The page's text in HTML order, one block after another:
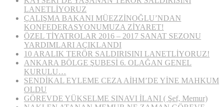
LANETLİYORUZ
ÇALIŞMA BAKANI MÜEZZİNOĞLU’NDAN
KONFEDERASYONUMUZA ZİYARET!
ÖZEL TİYATROLAR 2016 – 2017 SANAT SEZONU
YARDIMLARI AÇIKLANDI
10 ARALIK TERÖR SALDIRISINI LANETLİYORUZ!
ANKARA BÖLGE ŞUBESİ 6. OLAĞAN GENEL
KURULU…
SENDİKAL EYLEME CEZA AİHM’DE YİNE MAHKUM
OLDU
GÖREVDE YÜKSELME SINAVI İLANI ( Şef, Memur)